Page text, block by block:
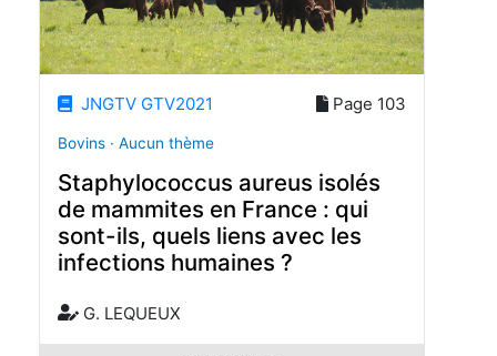
JNGTV GTV2021 Page 103
Bovins · Aucun thème
Staphylococcus aureus isolés
de mammites en France : qui
sont-ils, quels liens avec les
infections humaines ?
G. LEQUEUX